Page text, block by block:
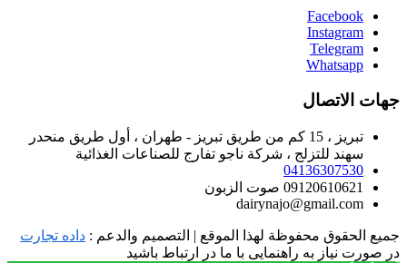
Facebook
Instagram
Telegram
Whatsapp
جهات الاتصال
تبريز ، 15 كم من طريق تبريز - طهران ، أول طريق منحدر
سهند للتزلج ، شركة ناجو تفارج للصناعات الغذائية
04136307530
09120610621 صوت الزبون
dairynajo@gmail.com
جميع الحقوق محفوظة لهذا الموقع | التصميم والدعم : داده تجارت
در صورت نیاز به راهنمایی با ما در ارتباط باشید